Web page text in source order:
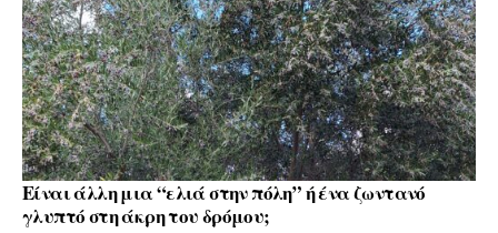
Είναι άλλη μια “ελιά στην πόλη” ή ένα ζωντανό
γλυπτό στη άκρη του δρόμου;